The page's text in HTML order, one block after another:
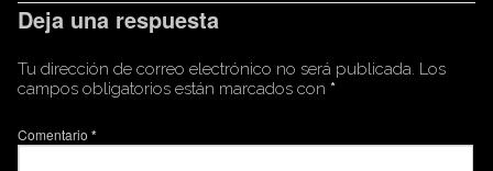
Deja una respuesta
Tu dirección de correo electrónico no será publicada. Los
campos obligatorios están marcados con *
Comentario *